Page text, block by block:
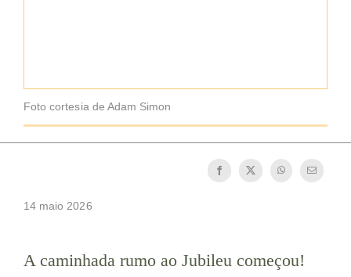
Foto cortesia de Adam Simon
14 maio 2026
A caminhada rumo ao Jubileu começou!